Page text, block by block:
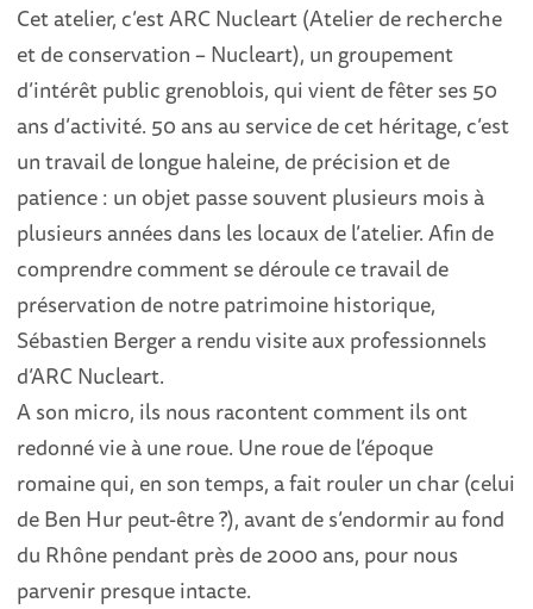
Cet atelier, c’est ARC Nucleart (Atelier de recherche
et de conservation – Nucleart), un groupement
d’intérêt public grenoblois, qui vient de fêter ses 50
ans d’activité. 50 ans au service de cet héritage, c’est
un travail de longue haleine, de précision et de
patience : un objet passe souvent plusieurs mois à
plusieurs années dans les locaux de l’atelier. Afin de
comprendre comment se déroule ce travail de
préservation de notre patrimoine historique,
Sébastien Berger a rendu visite aux professionnels
d’ARC Nucleart.
A son micro, ils nous racontent comment ils ont
redonné vie à une roue. Une roue de l’époque
romaine qui, en son temps, a fait rouler un char (celui
de Ben Hur peut-être ?), avant de s’endormir au fond
du Rhône pendant près de 2000 ans, pour nous
parvenir presque intacte.